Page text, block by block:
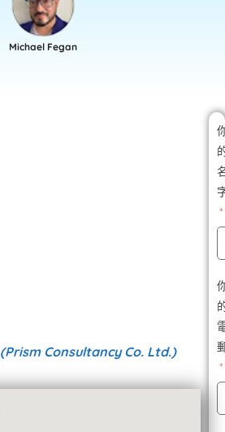
Michael Fegan
Jonathan Lam
(Prism Consultancy Co. Ltd.)